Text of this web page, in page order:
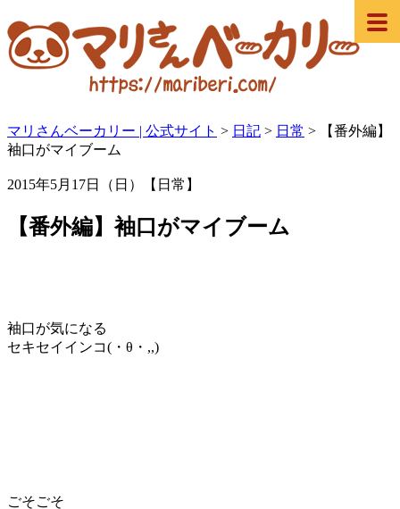
マリさんベーカリー | 公式サイト > 日記 > 日常 >
【番外編】
袖口がマイブーム
2015年5月17日（日）【日常】
【番外編】袖口がマイブーム
袖口が気になる
セキセイインコ(・θ・,,)
ごそごそ